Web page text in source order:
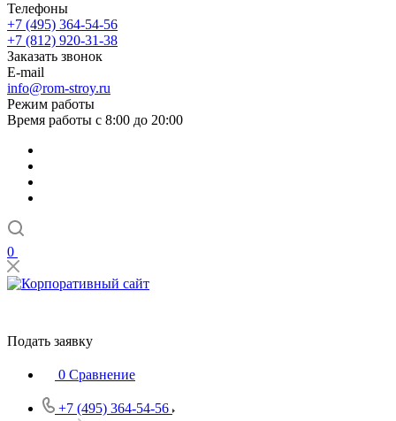
Телефоны
+7 (495) 364-54-56
+7 (812) 920-31-38
Заказать звонок
E-mail
info@rom-stroy.ru
Режим работы
Время работы с 8:00 до 20:00
0
Подать заявку
0 Сравнение
+7 (495) 364-54-56